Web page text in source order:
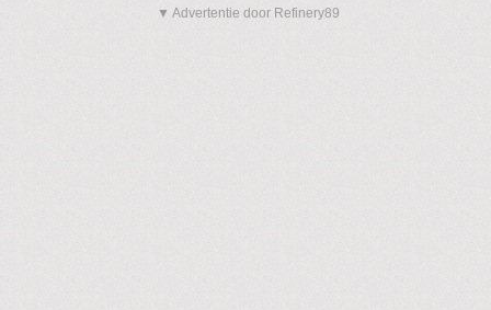
▼ Advertentie door Refinery89